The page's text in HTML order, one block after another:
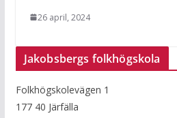
26 april, 2024
Jakobsbergs folkhögskola
Folkhögskolevägen 1
177 40 Järfälla